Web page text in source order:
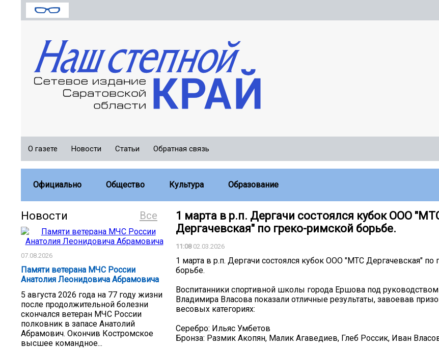
О газете Новости Статьи Обратная связь
Официально Общество Культура Образование
Все
Новости
07.08.2026
Памяти ветерана МЧС России
Анатолия Леонидовича Абрамовича
5 августа 2026 года на 77 году жизни
после продолжительной болезни
скончался ветеран МЧС России
полковник в запасе Анатолий
Абрамович. Окончив Костромское
высшее командное...
1 марта в р.п. Дергачи состоялся кубок ООО
Дергачевская" по греко-римской борьбе.
11:0802.03.2026
1 марта в р.п. Дергачи состоялся кубок ООО "МТС Дергачевская" по
борьбе.
Воспитанники спортивной школы города Ершова под
Владимира Власова показали отличные результаты, завоевав
весовых категориях:
Серебро: Ильяс Умбетов
Бронза: Размик Акопян, Малик Агаведиев, Глеб Россик, Иван